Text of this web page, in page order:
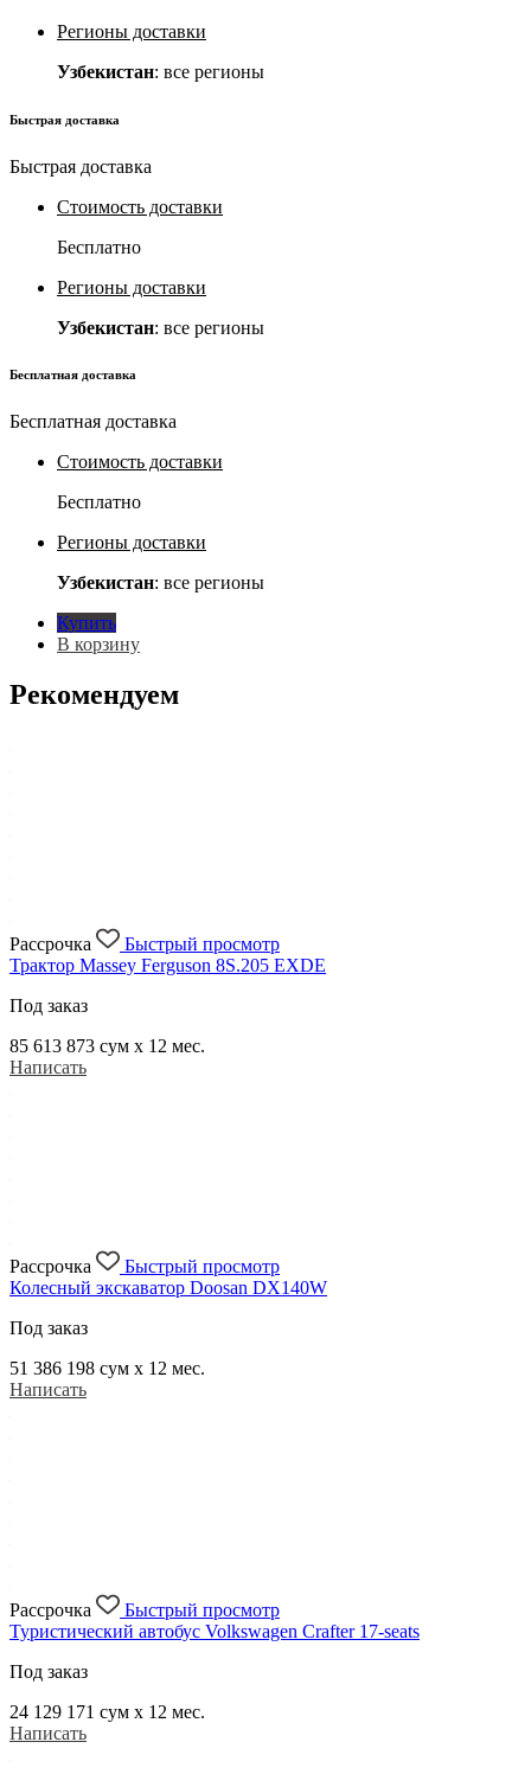
Регионы доставки
Узбекистан: все регионы
Быстрая доставка
Быстрая доставка
Стоимость доставки
Бесплатно
Регионы доставки
Узбекистан: все регионы
Бесплатная доставка
Бесплатная доставка
Стоимость доставки
Бесплатно
Регионы доставки
Узбекистан: все регионы
Купить
В корзину
Рекомендуем
Рассрочка
Быстрый просмотр
Трактор Massey Ferguson 8S.205 EXDE
Под заказ
85 613 873 сум x 12 мес.
Написать
Рассрочка
Быстрый просмотр
Колесный экскаватор Doosan DX140W
Под заказ
51 386 198 сум x 12 мес.
Написать
Рассрочка
Быстрый просмотр
Туристический автобус Volkswagen Crafter 17-seats
Под заказ
24 129 171 сум x 12 мес.
Написать